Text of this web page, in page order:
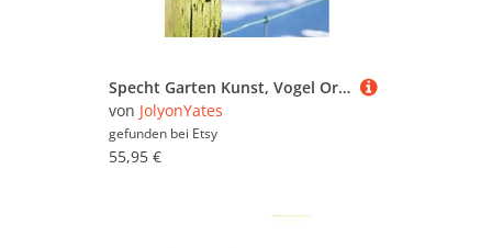
Specht Garten Kunst, Vogel Ornament, Balkon, Zaun Oder Blumentopf Deko
von JolyonYates
gefunden bei Etsy
55,95 €